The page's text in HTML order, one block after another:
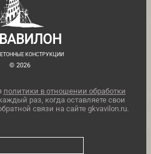
КОНСТРУКЦИИ
© 2026
политики в отношении обработки
раз, когда оставляете свои
связи на сайте gkvavilon.ru.